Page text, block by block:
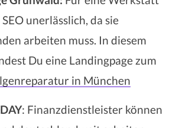
unerlässlich, da sie
arbeiten muss. In diesem
Du eine Landingpage zum
in München
: Finanzdienstleister können